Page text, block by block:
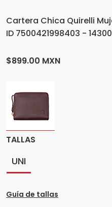
Cartera Chica Quirelli
ID 7500421998403 -
$899.00 MXN
TALLAS
UNI
Guía de tallas